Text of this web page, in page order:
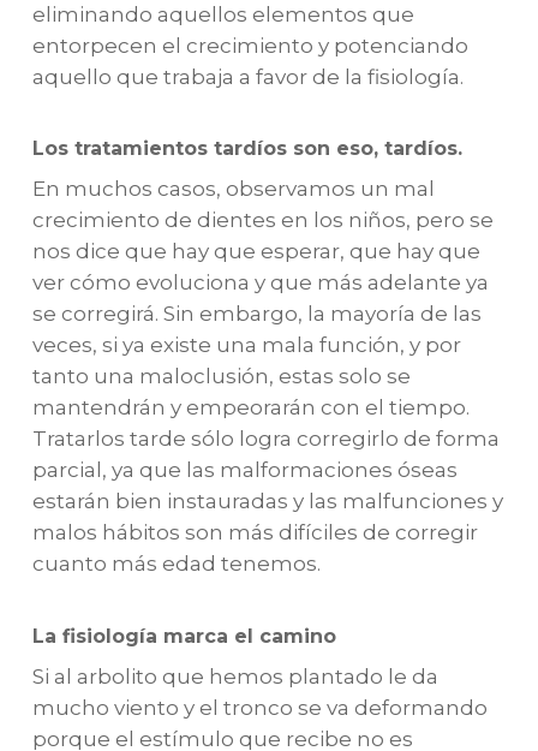
eliminando aquellos elementos que
entorpecen el crecimiento y potenciando
aquello que trabaja a favor de la fisiología.
Los tratamientos tardíos son eso, tardíos.
En muchos casos, observamos un mal
crecimiento de dientes en los niños, pero se
nos dice que hay que esperar, que hay que
ver cómo evoluciona y que más adelante ya
se corregirá. Sin embargo, la mayoría de las
veces, si ya existe una mala función, y por
tanto una maloclusión, estas solo se
mantendrán y empeorarán con el tiempo.
Tratarlos tarde sólo logra corregirlo de forma
parcial, ya que las malformaciones óseas
estarán bien instauradas y las malfunciones y
malos hábitos son más difíciles de corregir
cuanto más edad tenemos.
La fisiología marca el camino
Si al arbolito que hemos plantado le da
mucho viento y el tronco se va deformando
porque el estímulo que recibe no es